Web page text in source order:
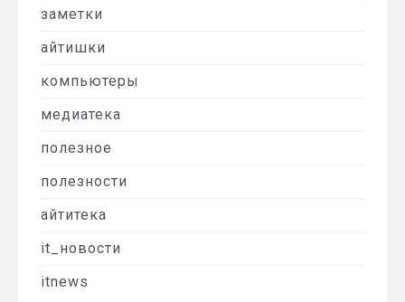
заметки
айтишки
компьютеры
медиатека
полезное
полезности
айтитека
it_новости
itnews